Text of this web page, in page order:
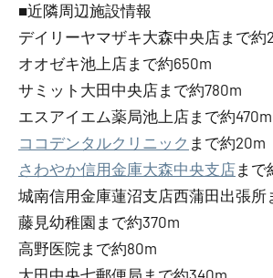
■近隣周辺施設情報
デイリーヤマザキ大森中央店まで約
オオゼキ池上店まで約650m
サミット大田中央店まで約780m
エスアイエム薬局池上店まで約470m
ココデンタルクリニック まで約20m
さわやか信用金庫大森中央支店まで
城南信用金庫蓮沼支店西蒲田出張所
藤見幼稚園まで約370m
高野医院まで約80m
大田中央七郵便局まで約340m